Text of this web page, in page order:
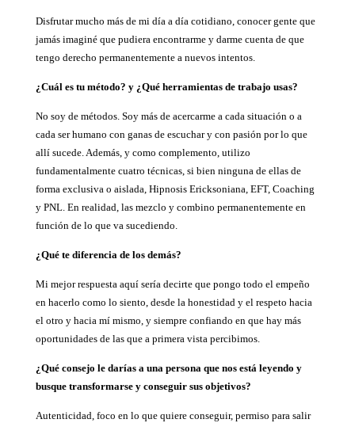
Disfrutar mucho más de mi día a día cotidiano, conocer gente que
jamás imaginé que pudiera encontrarme y darme cuenta de que
tengo derecho permanentemente a nuevos intentos.
¿Cuál es tu método? y ¿Qué herramientas de trabajo usas?
No soy de métodos. Soy más de acercarme a cada situación o a
cada ser humano con ganas de escuchar y con pasión por lo que
allí sucede. Además, y como complemento, utilizo
fundamentalmente cuatro técnicas, si bien ninguna de ellas de
forma exclusiva o aislada, Hipnosis Ericksoniana, EFT, Coaching
y PNL. En realidad, las mezclo y combino permanentemente en
función de lo que va sucediendo.
¿Qué te diferencia de los demás?
Mi mejor respuesta aquí sería decirte que pongo todo el empeño
en hacerlo como lo siento, desde la honestidad y el respeto hacia
el otro y hacia mí mismo, y siempre confiando en que hay más
oportunidades de las que a primera vista percibimos.
¿Qué consejo le darías a una persona que nos está leyendo y
busque transformarse y conseguir sus objetivos?
Autenticidad, foco en lo que quiere conseguir, permiso para salir